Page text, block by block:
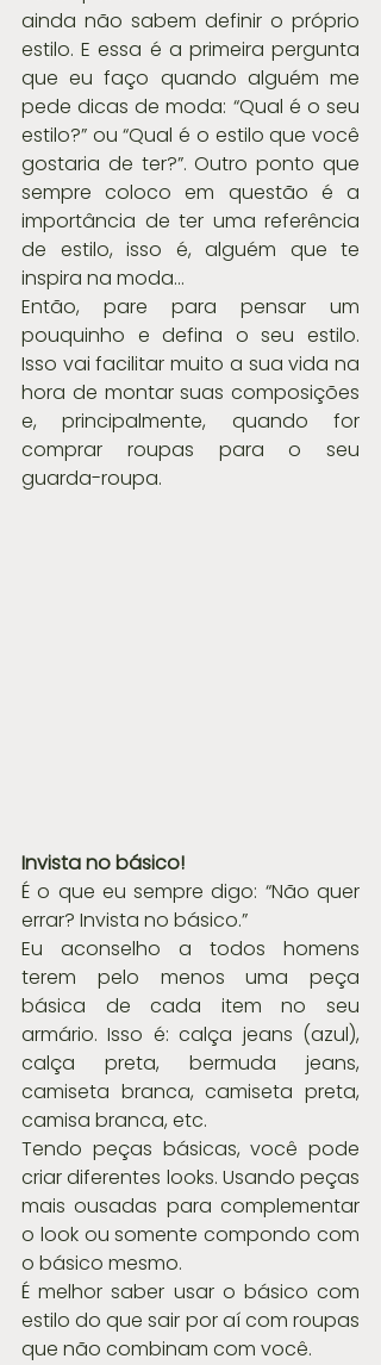
ainda não sabem definir o próprio
estilo. E essa é a primeira pergunta
que eu faço quando alguém me
pede dicas de moda: “Qual é o seu
estilo?” ou “Qual é o estilo que você
gostaria de ter?”. Outro ponto que
sempre coloco em questão é a
importância de ter uma referência
de estilo, isso é, alguém que te
inspira na moda…
Então, pare para pensar um
pouquinho e defina o seu estilo.
Isso vai facilitar muito a sua vida na
hora de montar suas composições
e, principalmente, quando for
comprar roupas para o seu
guarda-roupa.
Invista no básico!
É o que eu sempre digo: “Não quer
errar? Invista no básico.”
Eu aconselho a todos homens
terem pelo menos uma peça
básica de cada item no seu
armário. Isso é: calça jeans (azul),
calça preta, bermuda jeans,
camiseta branca, camiseta preta,
camisa branca, etc.
Tendo peças básicas, você pode
criar diferentes looks. Usando peças
mais ousadas para complementar
o look ou somente compondo com
o básico mesmo.
É melhor saber usar o básico com
estilo do que sair por aí com roupas
que não combinam com você.